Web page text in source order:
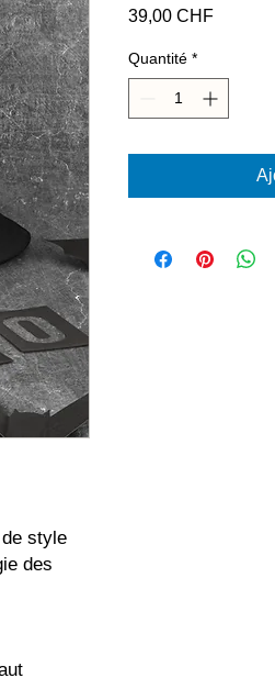
style
des
39,00 CHFPrix
Quantité *